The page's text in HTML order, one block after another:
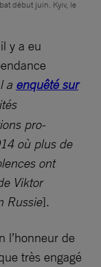
début juin. Kyiv, le
y a eu
a enquêté sur
pro-
où plus de
ont
Viktor
Russie].
l’honneur de
très engagé